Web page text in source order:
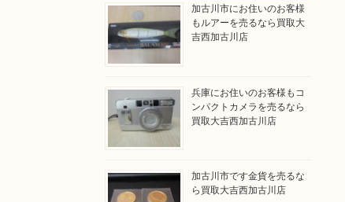
加古川市にお住いのお客様
もルアーを売るなら買取大
吉西加古川店
兵庫にお住いのお客様もコ
ンパクトカメラを売るなら
買取大吉西加古川店
加古川市です金貨を売るな
ら買取大吉西加古川店